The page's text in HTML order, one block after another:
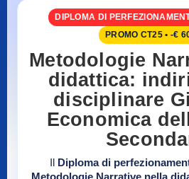
DIPLOMA DI
PROMO CT25 • -€
Metodologie
didattica:
disciplinare
Economica
Diploma di